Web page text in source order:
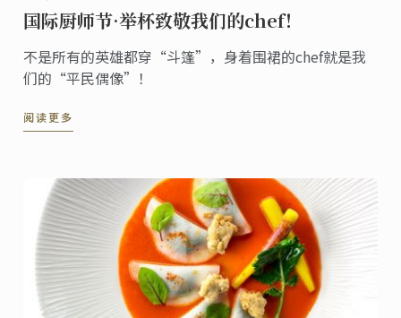
国际厨师节·举杯致敬我们的chef！
不是所有的英雄都穿“斗篷”，身着围裙的chef就是我
们的“平民偶像”！
阅读更多